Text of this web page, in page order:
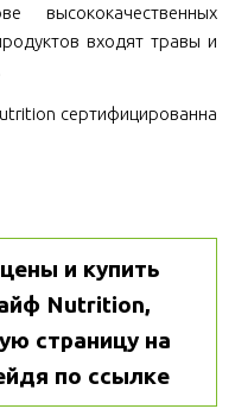
высококачественных
входят травы и
сертифицированна
и купить
Nutrition,
по ссылке